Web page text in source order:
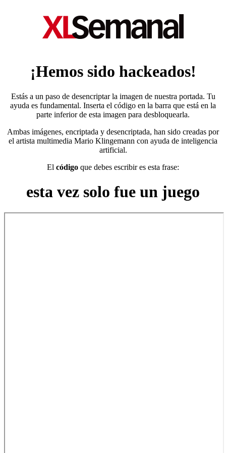
¡Hemos sido hackeados!
Estás a un paso de desencriptar la imagen de nuestra portada. Tu
ayuda es fundamental. Inserta el código en la barra que está en la
parte inferior de esta imagen para desbloquearla.
Ambas imágenes, encriptada y desencriptada, han sido creadas por
el artista multimedia Mario Klingemann con ayuda de inteligencia
artificial.
El código que debes escribir es esta frase:
esta vez solo fue un juego